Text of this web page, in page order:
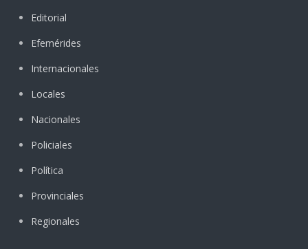
Editorial
Efemérides
Internacionales
Locales
Nacionales
Policiales
Política
Provinciales
Regionales